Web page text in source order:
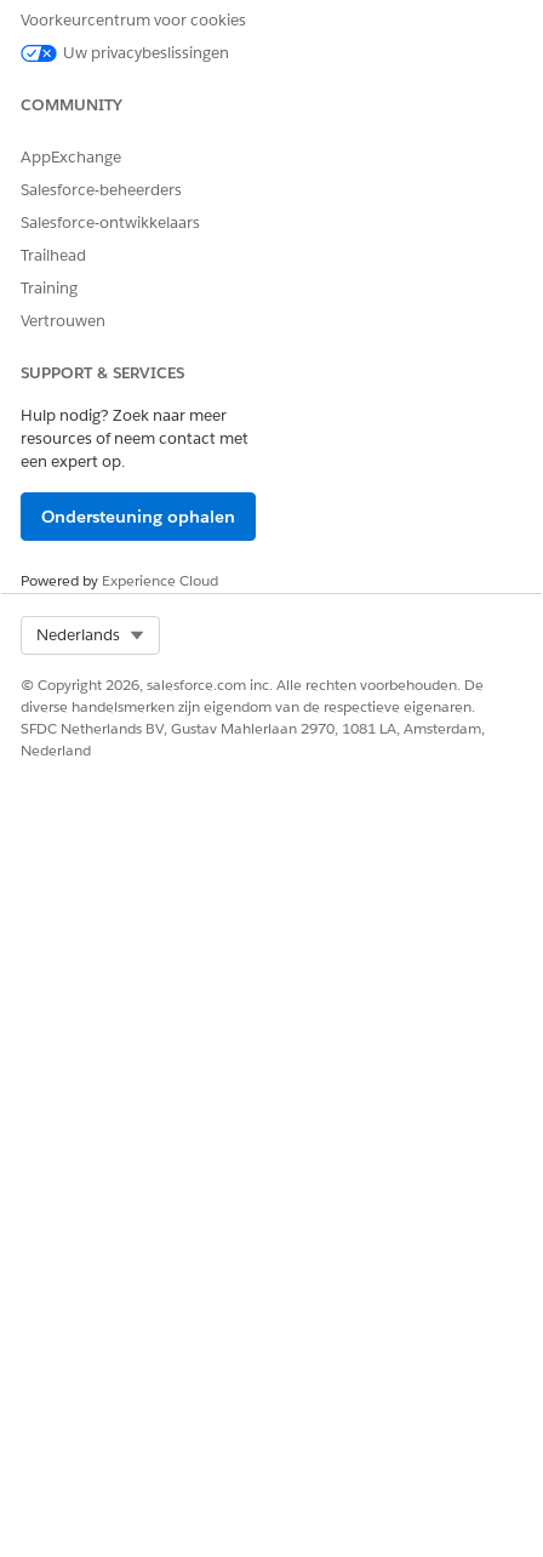
Laat ons weten wat we kunnen doen om te verbeteren!
Voorkeurcentrum voor cookies
Uw privacybeslissingen
COMMUNITY
AppExchange
Salesforce-beheerders
Salesforce-ontwikkelaars
Trailhead
Training
Vertrouwen
SUPPORT & SERVICES
Hulp nodig? Zoek naar meer
resources of neem contact met
een expert op.
Ondersteuning ophalen
Powered by Experience Cloud
Nederlands
© Copyright 2026, salesforce.com inc. Alle rechten voorbehouden. De
diverse handelsmerken zijn eigendom van de respectieve eigenaren.
SFDC Netherlands BV, Gustav Mahlerlaan 2970, 1081 LA, Amsterdam,
Nederland